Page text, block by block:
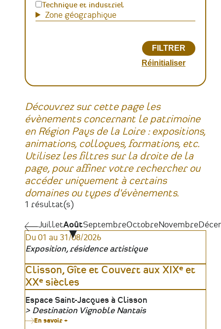
Découvrez sur cette page les
évènements concernant le patrimoine
en Région Pays de la Loire : expositions,
animations, colloques, formations, etc.
Utilisez les filtres sur la droite de la
page, pour affiner votre rechercher ou
accéder uniquement à certains
domaines ou types d'évènements.
1 résultat(s)
Pagination
JuilletJuilletAoûtSeptembreOctobreNovembre
Du 01 au 31/08/2026
Exposition, résidence artistique
Clisson, Gîte et Couvert aux XIXᵉ et
XXᵉ siècles
Lieu
Espace Saint-Jacques à Clisson
Organisateur
Destination Vignoble Nantais
En savoir +
Technique et industriel
Zone géographique